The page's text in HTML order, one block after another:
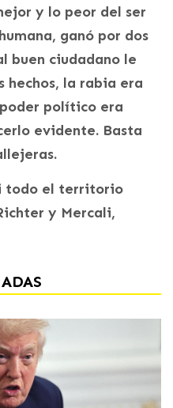
y lo peor del ser
ganó por dos
buen ciudadano le
hechos, la rabia era
político era
evidente. Basta
todo el territorio
y Mercali,